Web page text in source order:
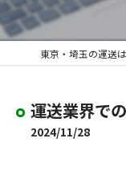
運送業界で
2024/11/28